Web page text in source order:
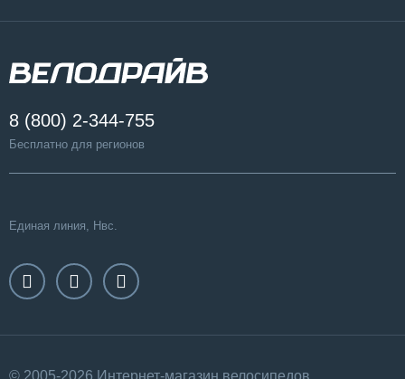
8 (800) 2-344-755
Бесплатно для регионов
Единая линия, Нвс.